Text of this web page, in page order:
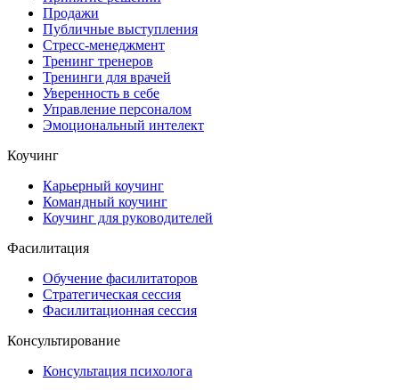
Продажи
Публичные выступления
Стресс-менеджмент
Тренинг тренеров
Тренинги для врачей
Уверенность в себе
Управление персоналом
Эмоциональный интелект
Коучинг
Карьерный коучинг
Командный коучинг
Коучинг для руководителей
Фасилитация
Обучение фасилитаторов
Стратегическая сессия
Фасилитационная сессия
Консультирование
Консультация психолога